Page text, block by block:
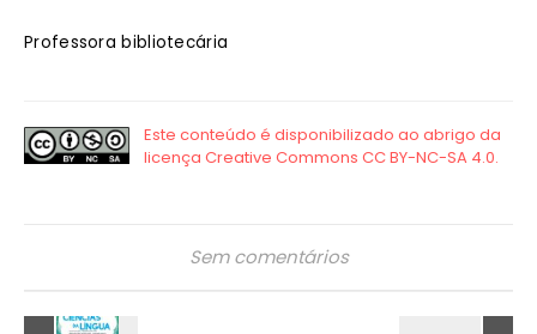
Professora bibliotecária
Sem comentários